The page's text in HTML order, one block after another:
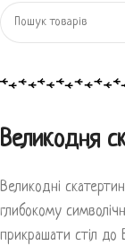
Великодня
Великодні
глибокому
прикрашати стіл до